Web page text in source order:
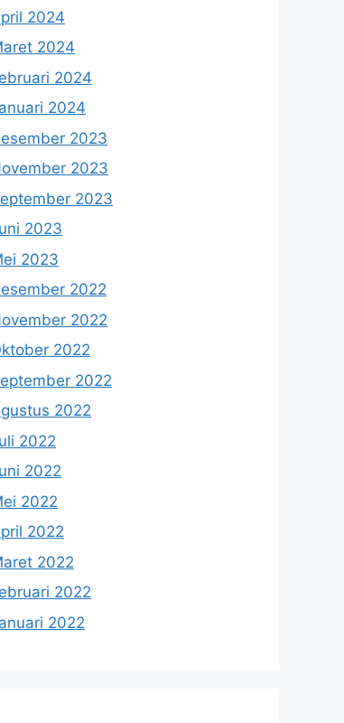
2024
2024
2024
2024
2023
2023
2023
2023
2023
2022
2022
2022
2022
2022
2022
2022
2022
2022
2022
2022
2022